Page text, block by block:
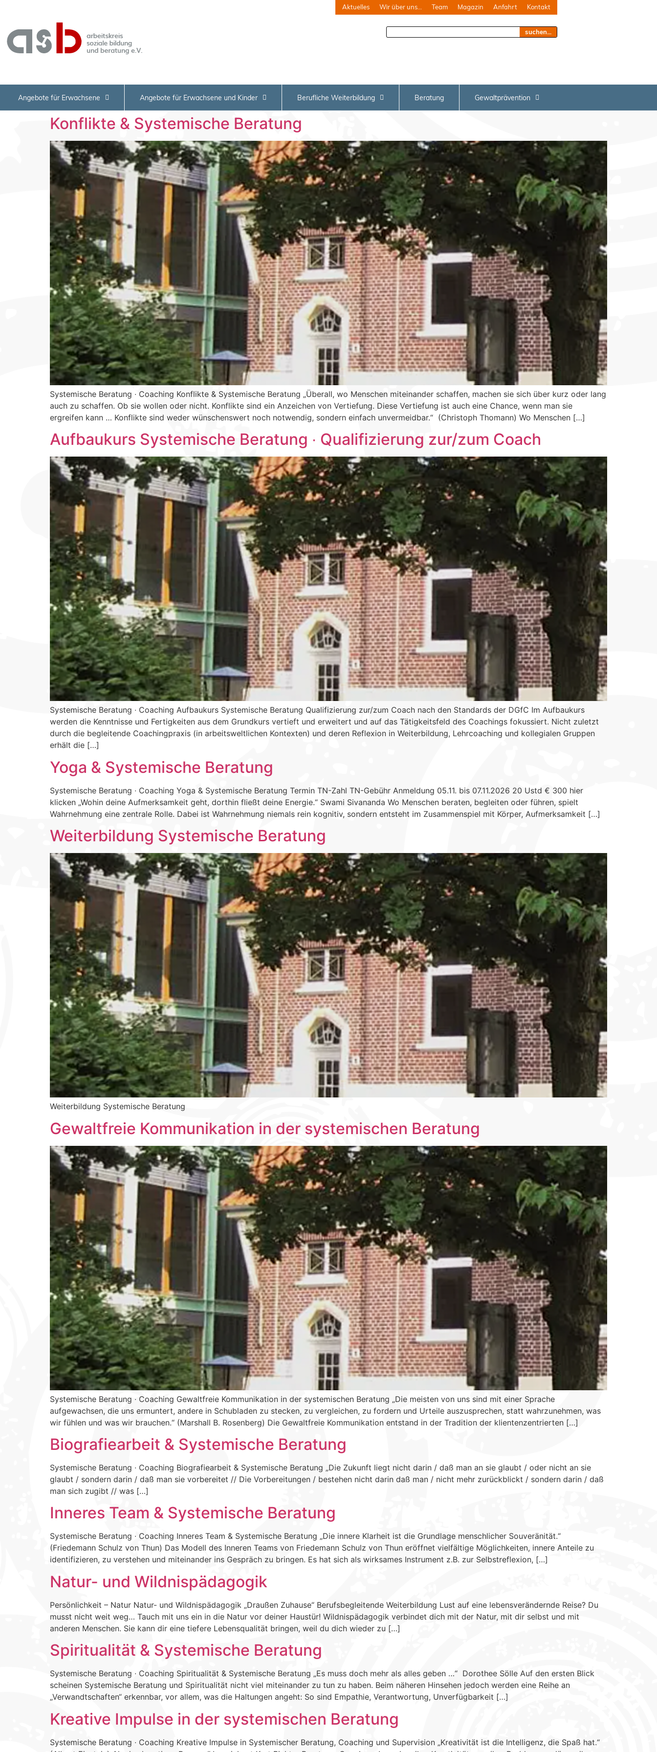
Aktuelles Wir über uns… Team Magazin Anfahrt Kontakt
suchen...
Angebote für Erwachsene Angebote für Erwachsene und Kinder Berufliche Weiterbildung Beratung Gewaltprävention
Konflikte & Systemische Beratung
Systemische Beratung ∙ Coaching Konflikte & Systemische Beratung „Überall, wo Menschen miteinander schaffen, machen sie sich über kurz oder lang
auch zu schaffen. Ob sie wollen oder nicht. Konflikte sind ein Anzeichen von Vertiefung. Diese Vertiefung ist auch eine Chance, wenn man sie
ergreifen kann … Konflikte sind weder wünschenswert noch notwendig, sondern einfach unvermeidbar.“ (Christoph Thomann) Wo Menschen […]
Aufbaukurs Systemische Beratung ∙ Qualifizierung zur/zum Coach
Systemische Beratung ∙ Coaching Aufbaukurs Systemische Beratung Qualifizierung zur/zum Coach nach den Standards der DGfC Im Aufbaukurs
werden die Kenntnisse und Fertigkeiten aus dem Grundkurs vertieft und erweitert und auf das Tätigkeitsfeld des Coachings fokussiert. Nicht zuletzt
durch die begleitende Coachingpraxis (in arbeitsweltlichen Kontexten) und deren Reflexion in Weiterbildung, Lehrcoaching und kollegialen Gruppen
erhält die […]
Yoga & Systemische Beratung
Systemische Beratung ∙ Coaching Yoga & Systemische Beratung Termin TN-Zahl TN-Gebühr Anmeldung 05.11. bis 07.11.2026 20 Ustd € 300 hier
klicken „Wohin deine Aufmerksamkeit geht, dorthin fließt deine Energie.“ Swami Sivananda Wo Menschen beraten, begleiten oder führen, spielt
Wahrnehmung eine zentrale Rolle. Dabei ist Wahrnehmung niemals rein kognitiv, sondern entsteht im Zusammenspiel mit Körper, Aufmerksamkeit […]
Weiterbildung Systemische Beratung
Weiterbildung Systemische Beratung
Gewaltfreie Kommunikation in der systemischen Beratung
Systemische Beratung ∙ Coaching Gewaltfreie Kommunikation in der systemischen Beratung „Die meisten von uns sind mit einer Sprache
aufgewachsen, die uns ermuntert, andere in Schubladen zu stecken, zu vergleichen, zu fordern und Urteile auszusprechen, statt wahrzunehmen, was
wir fühlen und was wir brauchen.“ (Marshall B. Rosenberg) Die Gewaltfreie Kommunikation entstand in der Tradition der klientenzentrierten […]
Biografiearbeit & Systemische Beratung
Systemische Beratung ∙ Coaching Biografiearbeit & Systemische Beratung „Die Zukunft liegt nicht darin / daß man an sie glaubt / oder nicht an sie
glaubt / sondern darin / daß man sie vorbereitet // Die Vorbereitungen / bestehen nicht darin daß man / nicht mehr zurückblickt / sondern darin / daß
man sich zugibt // was […]
Inneres Team & Systemische Beratung
Systemische Beratung ∙ Coaching Inneres Team & Systemische Beratung „Die innere Klarheit ist die Grundlage menschlicher Souveränität.“
(Friedemann Schulz von Thun) Das Modell des Inneren Teams von Friedemann Schulz von Thun eröffnet vielfältige Möglichkeiten, innere Anteile zu
identifizieren, zu verstehen und miteinander ins Gespräch zu bringen. Es hat sich als wirksames Instrument z.B. zur Selbstreflexion, […]
Natur- und Wildnispädagogik
Persönlichkeit – Natur Natur- und Wildnispädagogik „Draußen Zuhause“ Berufsbegleitende Weiterbildung Lust auf eine lebensverändernde Reise? Du
musst nicht weit weg… Tauch mit uns ein in die Natur vor deiner Haustür! Wildnispädagogik verbindet dich mit der Natur, mit dir selbst und mit
anderen Menschen. Sie kann dir eine tiefere Lebensqualität bringen, weil du dich wieder zu […]
Spiritualität & Systemische Beratung
Systemische Beratung ∙ Coaching Spiritualität & Systemische Beratung „Es muss doch mehr als alles geben …“ Dorothee Sölle Auf den ersten Blick
scheinen Systemische Beratung und Spiritualität nicht viel miteinander zu tun zu haben. Beim näheren Hinsehen jedoch werden eine Reihe an
„Verwandtschaften“ erkennbar, vor allem, was die Haltungen angeht: So sind Empathie, Verantwortung, Unverfügbarkeit […]
Kreative Impulse in der systemischen Beratung
Systemische Beratung ∙ Coaching Kreative Impulse in Systemischer Beratung, Coaching und Supervision „Kreativität ist die Intelligenz, die Spaß hat.“